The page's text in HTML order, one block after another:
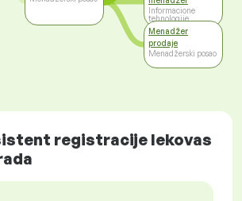
Informacione
tehnologije
Menadžer
prodaje
Menadžerski posao
registracije lekovas